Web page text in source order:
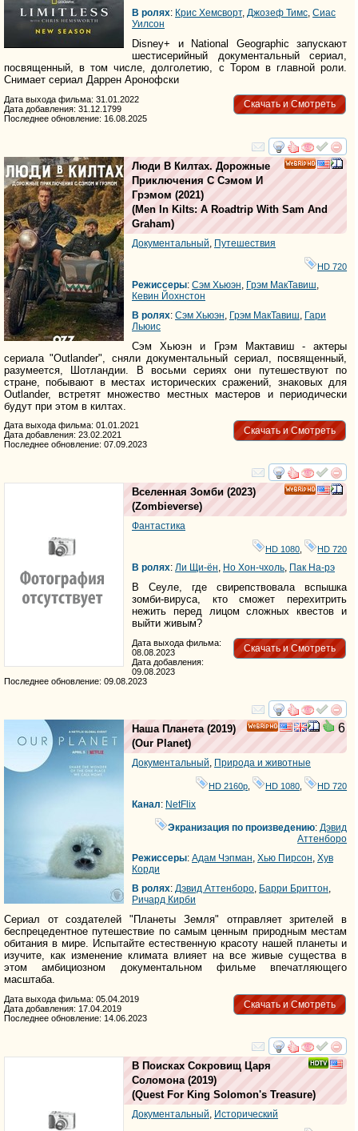
В ролях: Крис Хемсворт, Джозеф Тимс Сиас
Уилсон
Disney+ и National Geographic запускают
шестисерийный документальный сериал,
посвященный, в том числе, долголетию, с Тором в главной роли.
Снимает сериал Даррен Аронофски
Скачать и Смотреть
Дата выхода фильма: 31.01.2022
Дата добавления: 31.12.1799
Последнее обновление: 16.08.2025
смотреть
Люди В Килтах. Дорожные
Приключения С Сэмом И
Грэмом (2021)
(Men In Kilts: A Roadtrip With Sam And
Graham)
Документальный Путешествия
HD 720
Режиссеры: Сэм Хьюэн Грэм МакТавиш
Кевин Йохнстон
В ролях: Сэм Хьюэн Грэм МакТавиш Гари
Льюис
Сэм Хьюэн и Грэм Мактавиш - актеры
сериала "Outlander", сняли документальный сериал, посвященный,
разумеется, Шотландии. В восьми сериях они путешествуют по
стране, побывают в местах исторических сражений, знаковых для
Outlander, встретят множество местных мастеров и периодически
будут при этом в килтах.
Скачать и Смотреть
Дата выхода фильма: 01.01.2021
Дата добавления: 23.02.2021
Последнее обновление: 07.09.2023
смотреть
Вселенная Зомби (2023)
(Zombieverse)
Фантастика
HD 1080 HD 720
В ролях: Ли Щи-ён, Но Хон-чхоль, Пак На-рэ
В Сеуле, где свирепствовала вспышка
зомби-вируса, кто сможет перехитрить
нежить перед лицом сложных квестов и
выйти живым?
Скачать и Смотреть
Дата выхода фильма:
08.08.2023
Дата добавления:
09.08.2023
Последнее обновление: 09.08.2023
смотреть
6
Наша Планета(2019)
(Our Planet)
Документальный, Природа и животные
HD 2160р HD 1080 HD 720
Канал: NetFlix
Экранизация по произведению:Дэвид
Аттенборо
Режиссеры: Адам Чэпман, Хью Пирсон, Хув
Корди
В ролях: Дэвид Аттенборо, Барри Бриттон,
Ричард Кирби
Сериал от создателей "Планеты Земля" отправляет зрителей в
беспрецедентное путешествие по самым ценным природным местам
обитания в мире. Испытайте естественную красоту нашей планеты и
изучите, как изменение климата влияет на все живые существа в
этом амбициозном документальном фильме впечатляющего
масштаба.
Скачать и Смотреть
Дата выхода фильма: 05.04.2019
Дата добавления: 17.04.2019
Последнее обновление: 14.06.2023
смотреть
В Поисках Сокровищ Царя
Соломона (2019)
(Quest For King Solomon's Treasure)
Документальный, Исторический